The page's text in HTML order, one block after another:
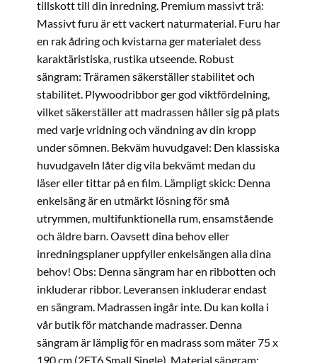
tillskott till din inredning. Premium massivt trä:
Massivt furu är ett vackert naturmaterial. Furu har
en rak ådring och kvistarna ger materialet dess
karaktäristiska, rustika utseende. Robust
sängram: Träramen säkerställer stabilitet och
stabilitet. Plywoodribbor ger god viktfördelning,
vilket säkerställer att madrassen håller sig på plats
med varje vridning och vändning av din kropp
under sömnen. Bekväm huvudgavel: Den klassiska
huvudgaveln låter dig vila bekvämt medan du
läser eller tittar på en film. Lämpligt skick: Denna
enkelsäng är en utmärkt lösning för små
utrymmen, multifunktionella rum, ensamstående
och äldre barn. Oavsett dina behov eller
inredningsplaner uppfyller enkelsängen alla dina
behov! Obs: Denna sängram har en ribbotten och
inkluderar ribbor. Leveransen inkluderar endast
en sängram. Madrassen ingår inte. Du kan kolla i
vår butik för matchande madrasser. Denna
sängram är lämplig för en madrass som mäter 75 x
190 cm (2FT6 Small Single). Material sängram: